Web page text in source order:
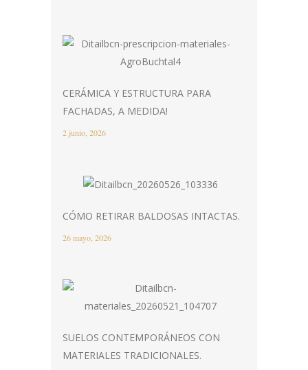
CERÁMICA Y ESTRUCTURA PARA
FACHADAS, A MEDIDA!
2 junio, 2026
CÓMO RETIRAR BALDOSAS INTACTAS.
26 mayo, 2026
SUELOS CONTEMPORÁNEOS CON
MATERIALES TRADICIONALES.